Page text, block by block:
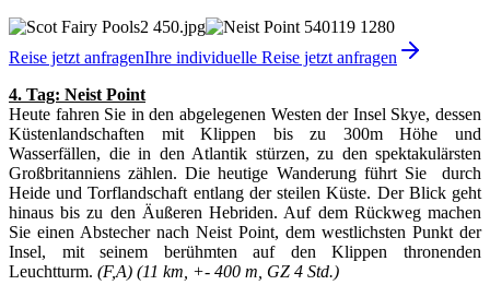
Reise jetzt anfragenIhre individuelle Reise jetzt anfragen
4. Tag: Neist Point
Heute fahren Sie in den abgelegenen Westen der Insel Skye, dessen
Küstenlandschaften mit Klippen bis zu 300m Höhe und
Wasserfällen, die in den Atlantik stürzen, zu den spektakulärsten
Großbritanniens zählen. Die heutige Wanderung führt Sie durch
Heide und Torflandschaft entlang der steilen Küste. Der Blick geht
hinaus bis zu den Äußeren Hebriden. Auf dem Rückweg machen
Sie einen Abstecher nach Neist Point, dem westlichsten Punkt der
Insel, mit seinem berühmten auf den Klippen thronenden
Leuchtturm. (F,A) (11 km, +- 400 m, GZ 4 Std.)